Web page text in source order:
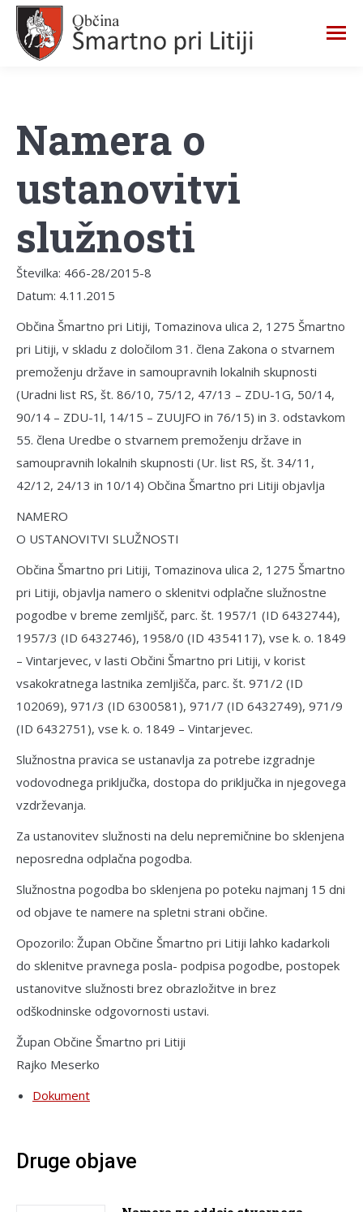
Namera o
ustanovitvi
služnosti
Številka: 466-28/2015-8
Datum: 4.11.2015
Občina Šmartno pri Litiji, Tomazinova ulica 2, 1275 Šmartno
pri Litiji, v skladu z določilom 31. člena Zakona o stvarnem
premoženju države in samoupravnih lokalnih skupnosti
(Uradni list RS, št. 86/10, 75/12, 47/13 – ZDU-1G, 50/14,
90/14 – ZDU-1l, 14/15 – ZUUJFO in 76/15) in 3. odstavkom
55. člena Uredbe o stvarnem premoženju države in
samoupravnih lokalnih skupnosti (Ur. list RS, št. 34/11,
42/12, 24/13 in 10/14) Občina Šmartno pri Litiji objavlja
NAMERO
O USTANOVITVI SLUŽNOSTI
Občina Šmartno pri Litiji, Tomazinova ulica 2, 1275 Šmartno
pri Litiji, objavlja namero o sklenitvi odplačne služnostne
pogodbe v breme zemljišč, parc. št. 1957/1 (ID 6432744),
1957/3 (ID 6432746), 1958/0 (ID 4354117), vse k. o. 1849
– Vintarjevec, v lasti Občini Šmartno pri Litiji, v korist
vsakokratnega lastnika zemljišča, parc. št. 971/2 (ID
102069), 971/3 (ID 6300581), 971/7 (ID 6432749), 971/9
(ID 6432751), vse k. o. 1849 – Vintarjevec.
Služnostna pravica se ustanavlja za potrebe izgradnje
vodovodnega priključka, dostopa do priključka in njegovega
vzdrževanja.
Za ustanovitev služnosti na delu nepremičnine bo sklenjena
neposredna odplačna pogodba.
Služnostna pogodba bo sklenjena po poteku najmanj 15 dni
od objave te namere na spletni strani občine.
Opozorilo: Župan Občine Šmartno pri Litiji lahko kadarkoli
do sklenitve pravnega posla- podpisa pogodbe, postopek
ustanovitve služnosti brez obrazložitve in brez
odškodninske odgovornosti ustavi.
Župan Občine Šmartno pri Litiji
Rajko Meserko
Dokument
Druge objave